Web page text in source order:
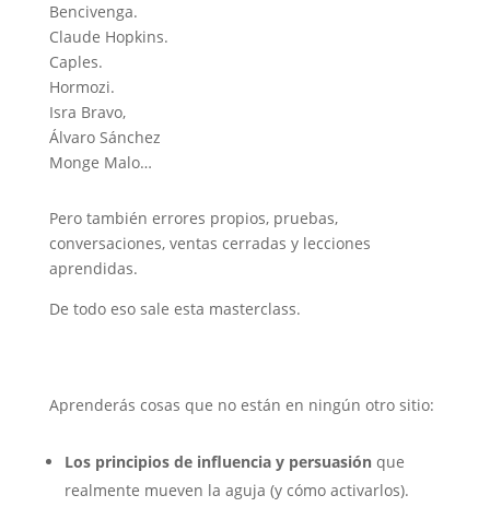
Bencivenga.
Claude Hopkins.
Caples.
Hormozi.
Isra Bravo,
Álvaro Sánchez
Monge Malo…
Pero también errores propios, pruebas,
conversaciones, ventas cerradas y lecciones
aprendidas.
De todo eso sale esta masterclass.
Aprenderás cosas que no están en ningún otro sitio:
Los principios de influencia y persuasiónque
realmente mueven la aguja (y cómo activarlos).